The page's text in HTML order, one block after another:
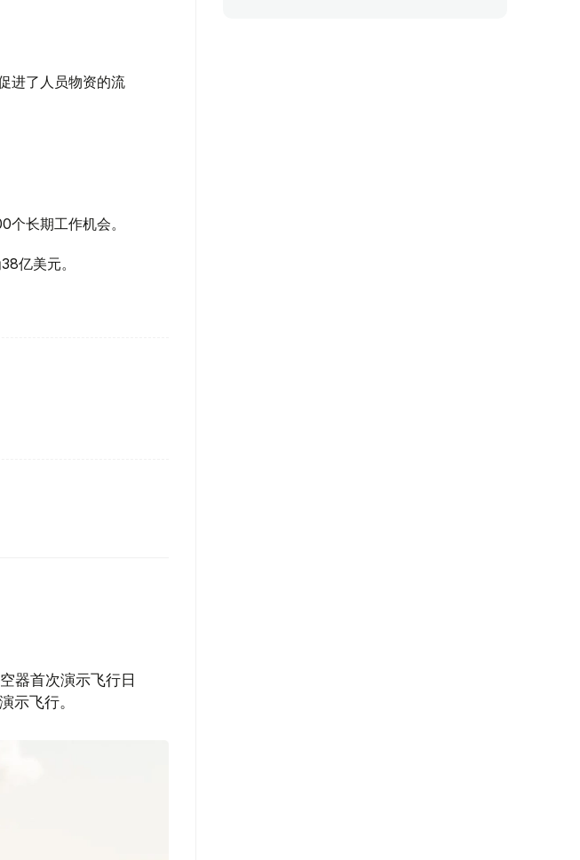
进了人员物资的流
长期工作机会。
亿美元。
器首次演示飞行日
示飞行。